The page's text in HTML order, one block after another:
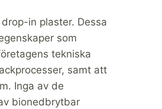
in plaster. Dessa
som
tekniska
samt att
Inga av de
bionedbrytbar